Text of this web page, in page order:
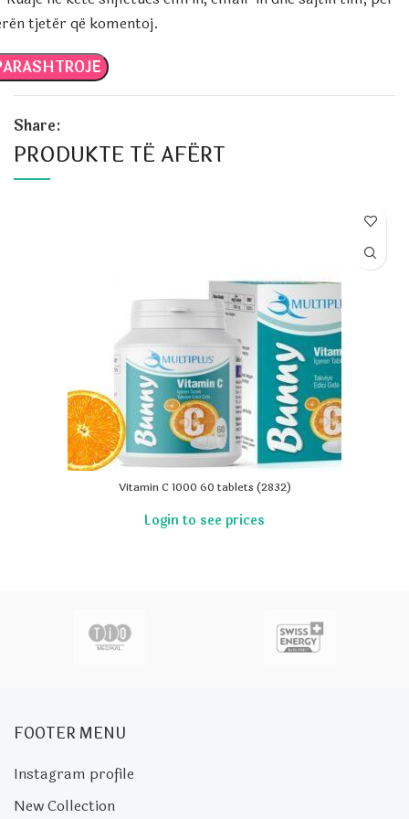
tjetër që komentoj.
Share:
PRODUKTE TË AFËRT
Vitamin C 1000 60 tablets (2832)
FOOTER MENU
Instagram profile
New Collection